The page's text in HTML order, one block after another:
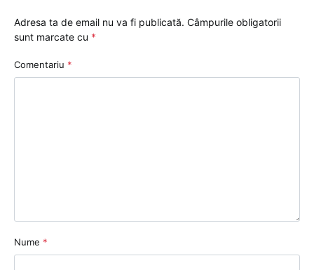
Adresa ta de email nu va fi publicată. Câmpurile obligatorii
sunt marcate cu *
Comentariu *
Nume *